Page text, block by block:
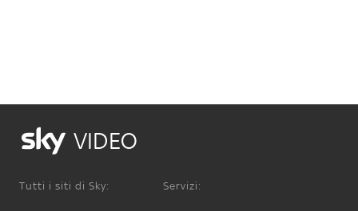
VIDEO
Tutti i siti di Sky: Servizi: